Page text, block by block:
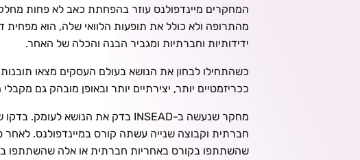
המחקרים מיינדפולנס עוזר בהפחתת כאב לא פחות מחלק
ידידותיות וחברתיות ומגביר הבנה והכלה של האחר.
כשהתחילו לבחון את הנושא בעולם העסקים מצאו
ככריזמטיים יותר, יצירתיים יותר ובאופן מובהק גם
חברתית וקבוצה שנייה עשתה קורס במיינדפולנס.
שהשתתפו בקורס באחריות חברתית או אלה שהשתתפו